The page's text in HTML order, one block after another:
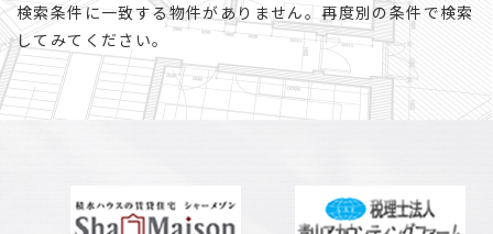
検索条件に一致する物件がありません。再度別の条件で検索
してみてください。